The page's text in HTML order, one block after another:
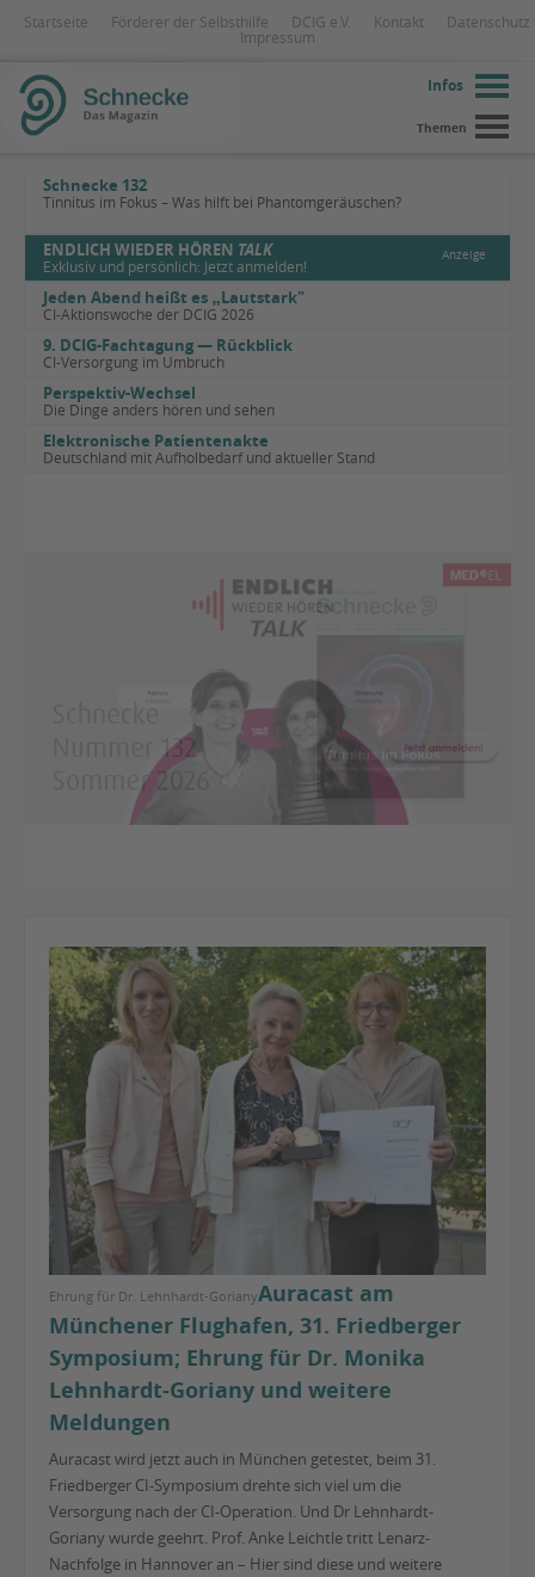
Startseite Förderer der Selbsthilfe DCIG e.V. Kontakt
Datenschutz
Impressum
Infos
Themen
Schnecke 132
Tinnitus im Fokus – Was hilft bei Phantomgeräuschen?
Anzeige
ENDLICH WIEDER HÖREN TALK
Exklusiv und persönlich: Jetzt anmelden!
Jeden Abend heißt es „Lautstark"
CI-Aktionswoche der DCIG 2026
9. DCIG-Fachtagung — Rückblick
CI-Versorgung im Umbruch
Perspektiv-Wechsel
Die Dinge anders hören und sehen
Elektronische Patientenakte
Deutschland mit Aufholbedarf und aktueller Stand
Ehrung für Dr. Lehnhardt-GorianyAuracast am
Münchener Flughafen, 31. Friedberger
Symposium; Ehrung für Dr. Monika
Lehnhardt-Goriany und weitere
Meldungen
Auracast wird jetzt auch in München getestet, beim 31.
Friedberger CI-Symposium drehte sich viel um die
Versorgung nach der CI-Operation. Und Dr Lehnhardt-
Goriany wurde geehrt. Prof. Anke Leichtle tritt Lenarz-
Nachfolge in Hannover an – Hier sind diese und weitere